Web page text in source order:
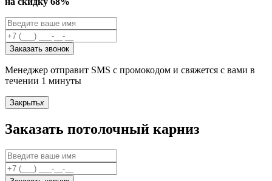
Заказать звонок
Менеджер отправит SMS с промокодом и свяжется с вами в
течении 1 минуты
Закрытьx
Заказать потолочный карниз